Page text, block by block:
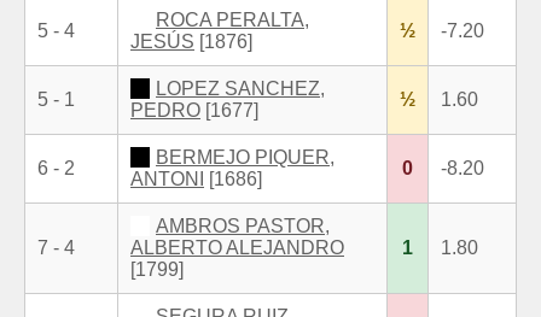
5 - 4
ROCA PERALTA,
JESÚS [1876]
½ -7.20
5 - 1
LOPEZ SANCHEZ,
PEDRO [1677]
½ 1.60
6 - 2
BERMEJO PIQUER,
ANTONI
[1686]
0 -8.20
7 - 4
AMBROS PASTOR,
ALBERTO ALEJANDRO
[1799]
1 1.80